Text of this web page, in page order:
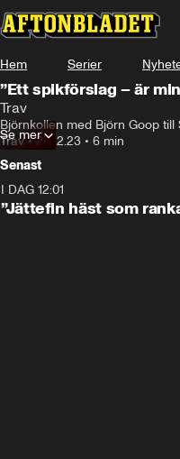
Hem Serier
”Ett spikförslag – är
Trav
Björnkollen med Björn Goop
Trav•25.12.23 • 6 min
Se mer
Senast
I DAG 12:01
”Jättefin häst som